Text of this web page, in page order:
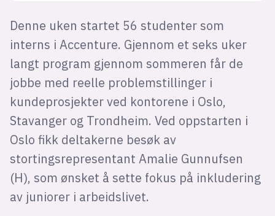
Denne uken startet 56 studenter som
interns i Accenture. Gjennom et seks uker
langt program gjennom sommeren får de
jobbe med reelle problemstillinger i
kundeprosjekter ved kontorene i Oslo,
Stavanger og Trondheim. Ved oppstarten i
Oslo fikk deltakerne besøk av
stortingsrepresentant Amalie Gunnufsen
(H), som ønsket å sette fokus på inkludering
av juniorer i arbeidslivet.